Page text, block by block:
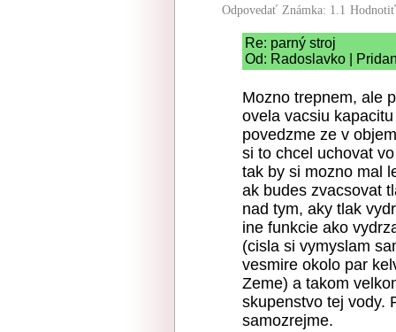
Odpovedať Známka: 1.1
Re: parný stroj
Od: Radoslavko |
Mozno trepnem, ale
ovela vacsiu
povedzme ze v
si to chcel uchovat
tak by si mozno mal
ak budes zvacsovat
nad tym, aky tlak
ine funkcie ako
(cisla si vymyslam
vesmire okolo par
Zeme) a takom
skupenstvo tej vody.
samozrejme.